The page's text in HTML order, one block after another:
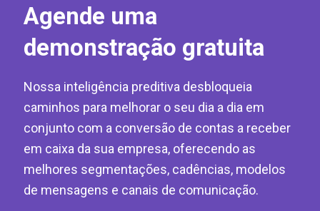
Agende uma
demonstração gratuita
Nossa inteligência preditiva desbloqueia
caminhos para melhorar o seu dia a dia em
conjunto com a conversão de contas a receber
em caixa da sua empresa, oferecendo as
melhores segmentações, cadências, modelos
de mensagens e canais de comunicação.